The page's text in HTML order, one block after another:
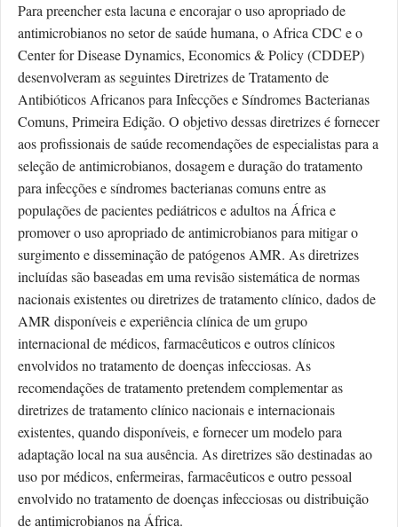
Para preencher esta lacuna e encorajar o uso apropriado de
antimicrobianos no setor de saúde humana, o Africa CDC e o
Center for Disease Dynamics, Economics & Policy (CDDEP)
desenvolveram as seguintes Diretrizes de Tratamento de
Antibióticos Africanos para Infecções e Síndromes Bacterianas
Comuns, Primeira Edição. O objetivo dessas diretrizes é fornecer
aos profissionais de saúde recomendações de especialistas para a
seleção de antimicrobianos, dosagem e duração do tratamento
para infecções e síndromes bacterianas comuns entre as
populações de pacientes pediátricos e adultos na África e
promover o uso apropriado de antimicrobianos para mitigar o
surgimento e disseminação de patógenos AMR. As diretrizes
incluídas são baseadas em uma revisão sistemática de normas
nacionais existentes ou diretrizes de tratamento clínico, dados de
AMR disponíveis e experiência clínica de um grupo
internacional de médicos, farmacêuticos e outros clínicos
envolvidos no tratamento de doenças infecciosas. As
recomendações de tratamento pretendem complementar as
diretrizes de tratamento clínico nacionais e internacionais
existentes, quando disponíveis, e fornecer um modelo para
adaptação local na sua ausência. As diretrizes são destinadas ao
uso por médicos, enfermeiras, farmacêuticos e outro pessoal
envolvido no tratamento de doenças infecciosas ou distribuição
de antimicrobianos na África.